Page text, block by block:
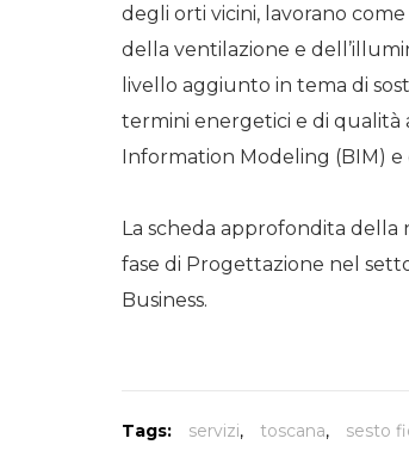
degli orti vicini, lavorano
della ventilazione e
livello aggiunto in tema di
termini energetici e di qualità
Information Modeling (BIM)
La scheda approfondita della
fase di Progettazione nel
Business.
Tags: servizi, toscana, sesto